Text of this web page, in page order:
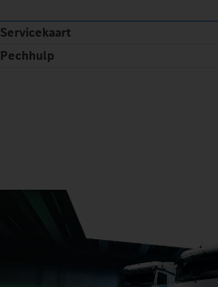
Servicekaart
Pechhulp